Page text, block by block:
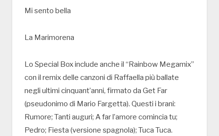
Mi sento bella
La Marimorena
Lo Special Box include anche il “Rainbow Megamix”
con il remix delle canzoni di Raffaella più ballate
negli ultimi cinquant’anni, firmato da Get Far
(pseudonimo di Mario Fargetta). Questi i brani:
Rumore; Tanti auguri; A far l’amore comincia tu;
Pedro; Fiesta (versione spagnola); Tuca Tuca.